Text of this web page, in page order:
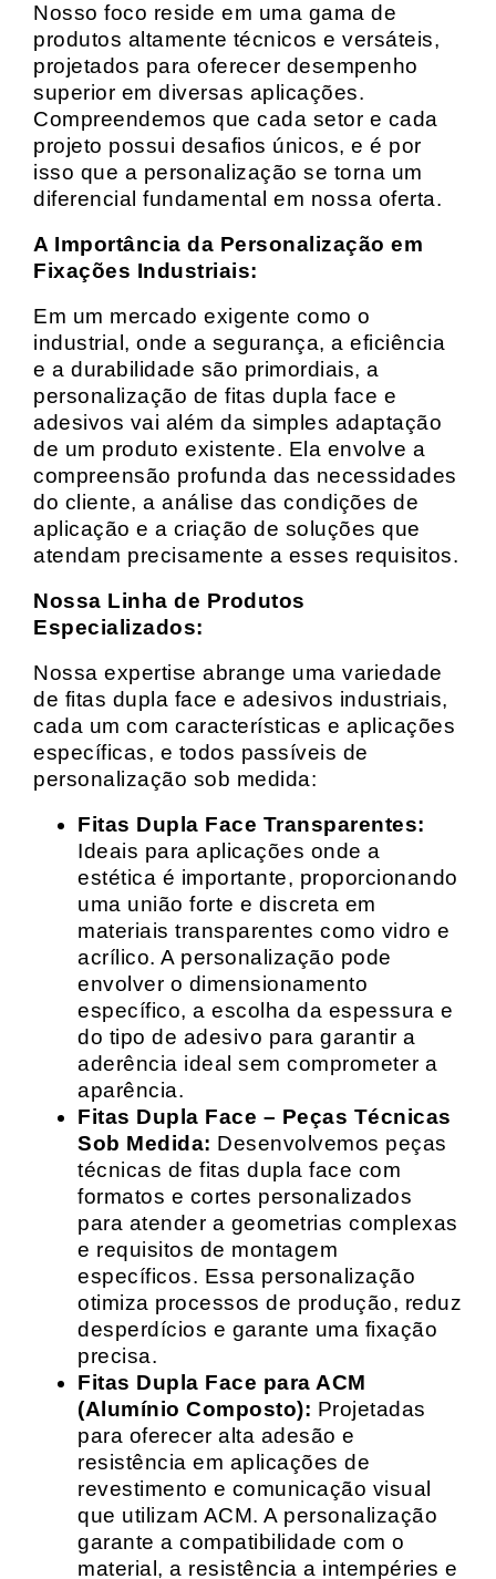
Nosso foco reside em uma gama de
produtos altamente técnicos e versáteis,
projetados para oferecer desempenho
superior em diversas aplicações.
Compreendemos que cada setor e cada
projeto possui desafios únicos, e é por
isso que a personalização se torna um
diferencial fundamental em nossa oferta.
A Importância da Personalização em
Fixações Industriais:
Em um mercado exigente como o
industrial, onde a segurança, a eficiência
e a durabilidade são primordiais, a
personalização de fitas dupla face e
adesivos vai além da simples adaptação
de um produto existente. Ela envolve a
compreensão profunda das necessidades
do cliente, a análise das condições de
aplicação e a criação de soluções que
atendam precisamente a esses requisitos.
Nossa Linha de Produtos
Especializados:
Nossa expertise abrange uma variedade
de fitas dupla face e adesivos industriais,
cada um com características e aplicações
específicas, e todos passíveis de
personalização sob medida:
Fitas Dupla Face Transparentes:
Ideais para aplicações onde a
estética é importante, proporcionando
uma união forte e discreta em
materiais transparentes como vidro e
acrílico. A personalização pode
envolver o dimensionamento
específico, a escolha da espessura e
do tipo de adesivo para garantir a
aderência ideal sem comprometer a
aparência.
Fitas Dupla Face – Peças Técnicas
Sob Medida: Desenvolvemos peças
técnicas de fitas dupla face com
formatos e cortes personalizados
para atender a geometrias complexas
e requisitos de montagem
específicos. Essa personalização
otimiza processos de produção, reduz
desperdícios e garante uma fixação
precisa.
Fitas Dupla Face para ACM
(Alumínio Composto): Projetadas
para oferecer alta adesão e
resistência em aplicações de
revestimento e comunicação visual
que utilizam ACM. A personalização
garante a compatibilidade com o
material, a resistência a intempéries e